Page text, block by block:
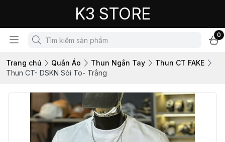
K3 STORE
0
Trang chủ Quần Áo Thun Ngắn Tay
Thun CT FAKE
Thun CT- DSKN Sói To- Trắng